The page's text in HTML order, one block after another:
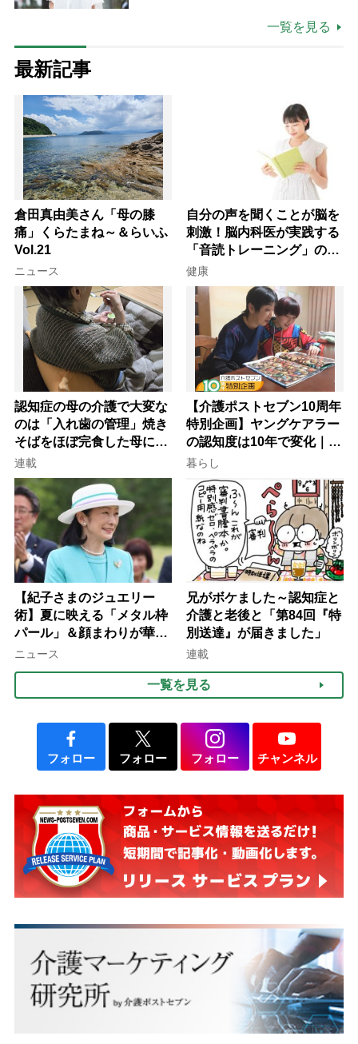
一覧を見る
最新記事
倉田真由美さん「母の膝
痛」くらたまね～＆らいふ
Vol.21
ニュース
自分の声を聞くことが脳を
刺激！脳内科医が実践する
「音読トレーニング」の極
意
健康
認知症の母の介護で大変な
のは「入れ歯の管理」焼き
そばをほぼ完食した母に息
子が血の気が引いた理由
連載
【介護ポストセブン10周年
特別企画】ヤングケアラー
の認知度は10年で変化｜流
行語大賞にノミネート、法
律にも明記されたが果たし
て現在は？
暮らし
【紀子さまのジュエリー
術】夏に映える「メタル枠
パール」＆顔まわりが華や
ぐ「揺れる一粒」の使い分
ニュース
兄がボケました～認知症と
介護と老後と「第84回『特
別送達』が届きました」
連載
一覧を見る
フォロー フォロー フォロー チャンネル